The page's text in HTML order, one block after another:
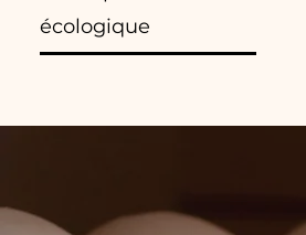
écologique